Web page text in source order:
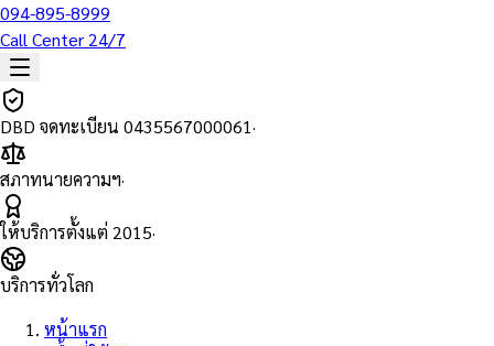
094-895-8999
Call Center 24/7
DBD จดทะเบียน 0435567000061·
สภาทนายความฯ·
ให้บริการตั้งแต่ 2015·
บริการทั่วโลก
หน้าแรก